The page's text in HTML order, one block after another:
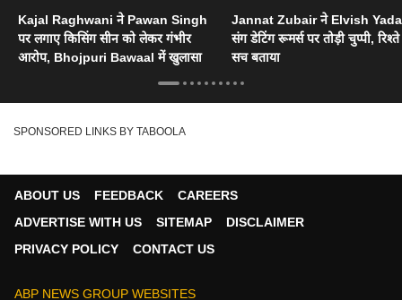
Kajal Raghwani ने Pawan Singh
पर लगाए किसिंग सीन को लेकर गंभीर
आरोप, Bhojpuri Bawaal में खुलासा
Jannat Zubair ने Elvish
संग डेटिंग रूमर्स पर तोड़ी चुप्पी,
सच बताया
SPONSORED LINKS BY TABOOLA
ABOUT US FEEDBACK
CAREERS
ADVERTISE WITH US
SITEMAP
DISCLAIMER
PRIVACY POLICY
CONTACT US
ABP NEWS GROUP WEBSITES